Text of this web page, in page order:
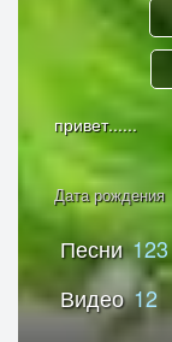
привет......
Дата рождения
Песни123
Видео12